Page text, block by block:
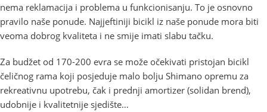
nema reklamacija i problema u funkcionisanju. To je osnovno
pravilo naše ponude. Najjeftiniji bicikl iz naše ponude mora biti
veoma dobrog kvaliteta i ne smije imati slabu tačku.
Za budžet od 170-200 evra se može očekivati pristojan bicikl
čeličnog rama koji posjeduje malo bolju Shimano opremu za
rekreativnu upotrebu, čak i prednji amortizer (solidan brend),
udobnije i kvalitetnije sjedište…